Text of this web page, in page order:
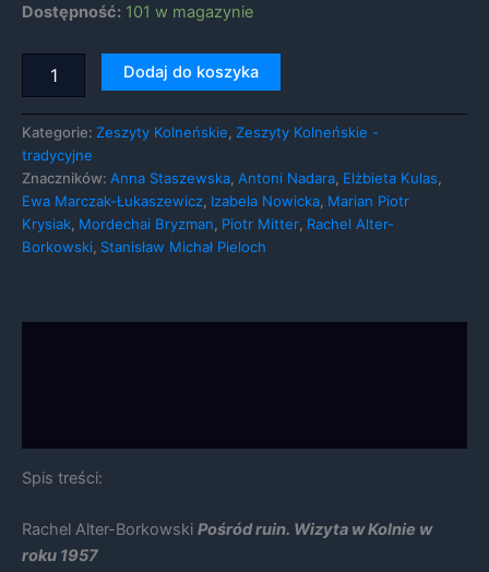
Dostępność: 101 w magazynie
Zeszyty
nr
11
(wyd.
trad.)
Dodaj do koszyka
Kategorie: Zeszyty Kolneńskie Zeszyty Kolneńskie -
tradycyjne
Znaczników: Anna Staszewska Antoni Nadara Elżbieta Kulas
Ewa Marczak-Łukaszewicz Izabela Nowicka Marian Piotr
Krysiak Mordechai Bryzman Piotr Mitter Rachel Alter-
Borkowski Stanisław Michał Pieloch
Spis treści:
Rachel Alter-Borkowski Pośród ruin. Wizyta w Kolnie w
roku 1957
Konieczne
Te pliki cookie
opcjonalne. Są
one potrzebne
do
funkcjonowania
używana.